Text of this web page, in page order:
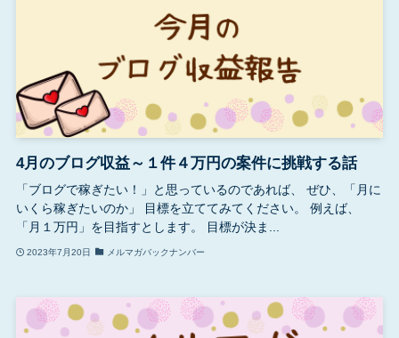
4月のブログ収益～１件４万円の案件に挑戦する話
「ブログで稼ぎたい！」と思っているのであれば、 ぜひ、「月に
いくら稼ぎたいのか」 目標を立ててみてください。 例えば、
「月１万円」を目指すとします。 目標が決ま...
2023年7月20日 メルマガバックナンバー